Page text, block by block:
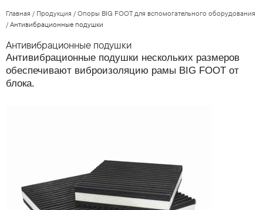
Главная / Продукция / Опоры BIG FOOT для вспомогательного оборудования
/ Антивибрационные подушки
Антивибрационные подушки
Антивибрационные подушки нескольких размеров
обеспечивают виброизоляцию рамы BIG FOOT от
блока.